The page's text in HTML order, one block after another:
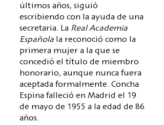
últimos años, siguió
escribiendo con la ayuda de una
secretaria. La Real Academia
Española la reconoció como la
primera mujer a la que se
concedió el título de miembro
honorario, aunque nunca fuera
aceptada formalmente. Concha
Espina falleció en Madrid el 19
de mayo de 1955 a la edad de 86
años.